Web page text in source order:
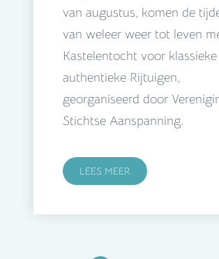
van augustus, komen de
van weleer weer tot leven
Kastelentocht voor
authentieke Rijtuigen,
georganiseerd door
Stichtse Aanspanning.
LEES MEER